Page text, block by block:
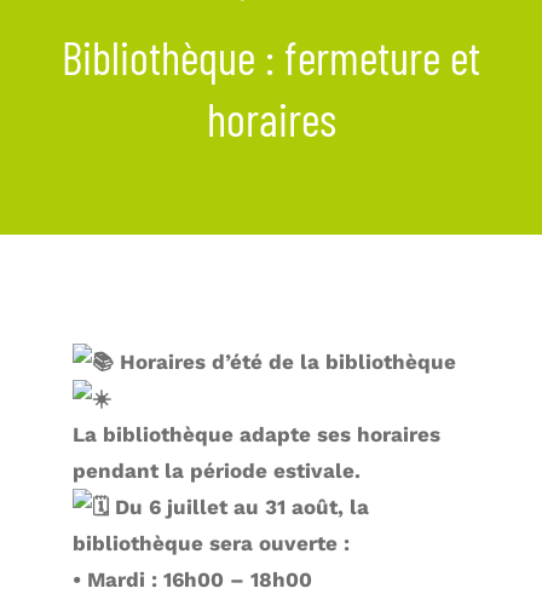
Bibliothèque : fermeture et
horaires
Horaires d’été de la bibliothèque
La bibliothèque adapte ses horaires
pendant la période estivale.
Du 6 juillet au 31 août, la
bibliothèque sera ouverte :
• Mardi : 16h00 – 18h00